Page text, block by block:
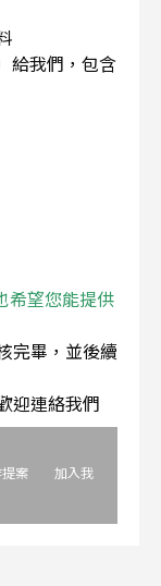
給我們，包含
希望您能提供
完畢，並後續
迎連絡我們
案
加入我